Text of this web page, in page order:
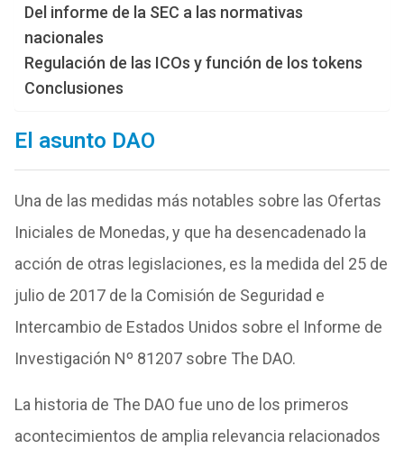
Del informe de la SEC a las normativas
nacionales
Regulación de las ICOs y función de los tokens
Conclusiones
El asunto DAO
Una de las medidas más notables sobre las Ofertas
Iniciales de Monedas, y que ha desencadenado la
acción de otras legislaciones, es la medida del 25 de
julio de 2017 de la Comisión de Seguridad e
Intercambio de Estados Unidos sobre el Informe de
Investigación Nº 81207 sobre The DAO.
La historia de The DAO fue uno de los primeros
acontecimientos de amplia relevancia relacionados